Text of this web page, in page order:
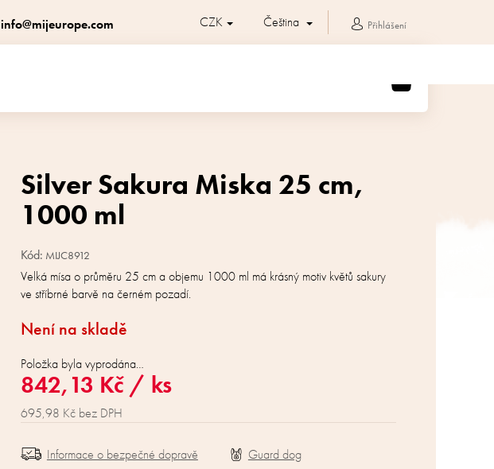
info@mijeurope.com CZK Čeština Přihlášení
NÁKUPNÍ
KOŠÍK
842,13 Kč / ks
695,98 Kč bez DPH
Není na skladě
Položka byla vyprodána…
Velká mísa o průměru 25 cm a objemu 1000 ml má krásný motiv květů sakury
ve stříbrné barvě na černém pozadí.
Informace o bezpečné dopravě
Silver Sakura Miska 25 cm,
1000 ml
Kód: MIJC8912